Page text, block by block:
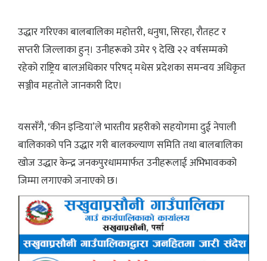
उद्धार गरिएका बालबालिका महोत्तरी, धनुषा, सिरहा, रौतहट र
सप्तरी जिल्लाका हुन्। उनीहरूको उमेर ९ देखि २२ वर्षसम्मको
रहेको राष्ट्रिय बालअधिकार परिषद् मधेस प्रदेशका समन्वय अधिकृत
सञ्जीव महतोले जानकारी दिए।
यससँगै, ‘कीन इन्डिया’ले भारतीय प्रहरीको सहयोगमा दुई नेपाली
बालिकाको पनि उद्धार गरी बालकल्याण समिति तथा बालबालिका
खोज उद्धार केन्द्र जनकपुरधाममार्फत उनीहरूलाई अभिभावकको
जिम्मा लगाएको जनाएको छ।